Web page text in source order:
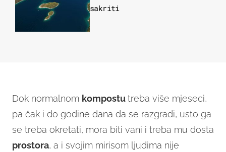
sakriti
Dok normalnom kompostutreba više mjeseci,
pa čak i do godine dana da se razgradi, usto ga
se treba okretati, mora biti vani i treba mu dosta
prostora, a i svojim mirisom ljudima nije